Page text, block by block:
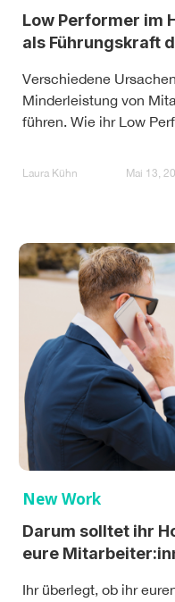
Low Performer im
als Führungskraft
Verschiedene
Minderleistung von
führen. Wie ihr Low
Laura Kühn Mai 13,
New Work
Darum solltet ihr
eure
Ihr überlegt, ob ihr